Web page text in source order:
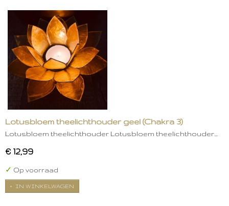
Lotusbloem theelichthouder geel (Chakra 3)
Lotusbloem theelichthouder Lotusbloem theelichthouder…
€ 12,99
✓ Op voorraad
IN WINKELWAGEN